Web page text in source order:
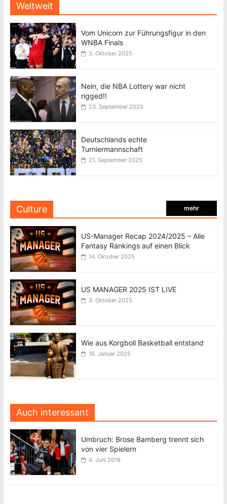
Weltweit
Vom Unicorn zur Führungsfigur in den
WNBA Finals
3. Oktober 2025
Nein, die NBA Lottery war nicht
rigged!!
23. September 2025
Deutschlands echte
Turniermannschaft
21. September 2025
Culture mehr
US-Manager Recap 2024/2025 – Alle
Fantasy Rankings auf einen Blick
14. Oktober 2025
US MANAGER 2025 IST LIVE
3. Oktober 2025
Wie aus Korgboll Basketball entstand
16. Januar 2025
Auch interessant
Umbruch: Brose Bamberg trennt sich
von vier Spielern
4. Juni 2019